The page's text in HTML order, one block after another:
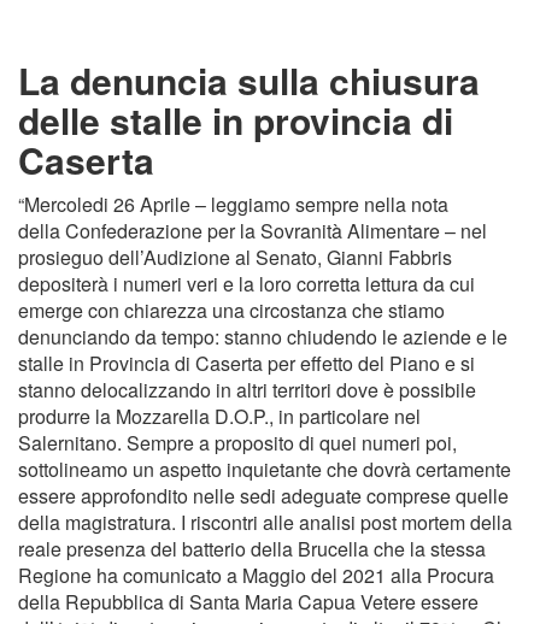
La denuncia sulla chiusura
delle stalle in provincia di
Caserta
“Mercoledi 26 Aprile – leggiamo sempre nella nota
della Confederazione per la Sovranità Alimentare – nel
prosieguo dell’Audizione al Senato, Gianni Fabbris
depositerà i numeri veri e la loro corretta lettura da cui
emerge con chiarezza una circostanza che stiamo
denunciando da tempo: stanno chiudendo le aziende e le
stalle in Provincia di Caserta per effetto del Piano e si
stanno delocalizzando in altri territori dove è possibile
produrre la Mozzarella D.O.P., in particolare nel
Salernitano. Sempre a proposito di quei numeri poi,
sottolineamo un aspetto inquietante che dovrà certamente
essere approfondito nelle sedi adeguate comprese quelle
della magistratura. I riscontri alle analisi post mortem della
reale presenza del batterio della Brucella che la stessa
Regione ha comunicato a Maggio del 2021 alla Procura
della Repubblica di Santa Maria Capua Vetere essere